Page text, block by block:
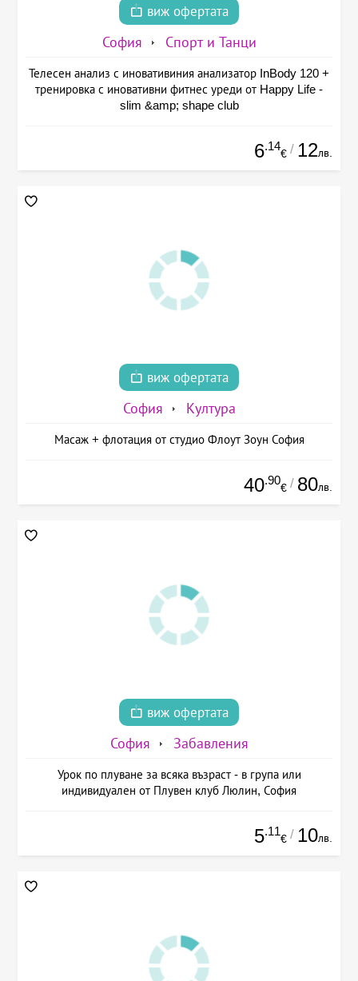
виж офертата
София Спорт и Танци
Телесен анализ с иновативиния анализатор InBody 120 +
тренировка с иновативни фитнес уреди от Happy Life -
slim &amp; shape club
6.14
€ / 12лв.
виж офертата
София Култура
Масаж + флотация от студио Флоут Зоун София
40.90
€ / 80лв.
виж офертата
София Забавления
Урок по плуване за всяка възраст - в група или
индивидуален от Плувен клуб Люлин, София
5.11
€ / 10лв.